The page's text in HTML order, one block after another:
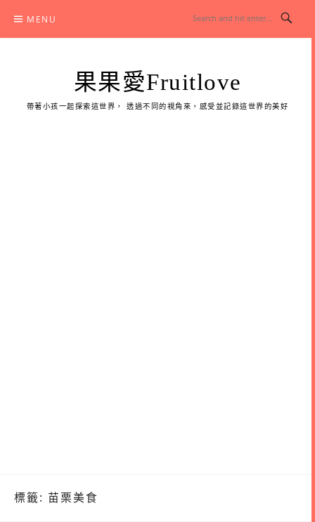
content
MENU
果果愛Fruitlove
帶著小孩一起探索這世界， 透過不同的視角來，感受並記錄這世界的美好
標籤: 苗栗美食